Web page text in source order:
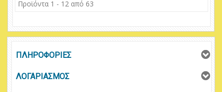
Προϊόντα 1 - 12 από 63
ΠΛΗΡΟΦΟΡΙΕΣ
ΛΟΓΑΡΙΑΣΜΟΣ